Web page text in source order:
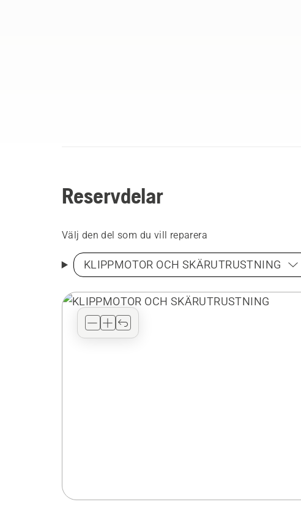
Reservdelar
Välj den del som du vill reparera
KLIPPMOTOR OCH SKÄRUTRUSTNING